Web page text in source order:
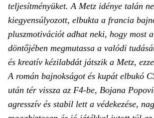
teljesítményüket. A Metz idénye talán
kiegyensúlyozott, elbukta a francia
pluszmotivációt adhat neki, hogy most
döntőjében megmutassa a valódi
és kreatív kézilabdát játszik a Metz,
A román bajnokságot és kupát elbukó
után tér vissza az F4-be, Bojana
agresszív és stabil lett a védekezése,